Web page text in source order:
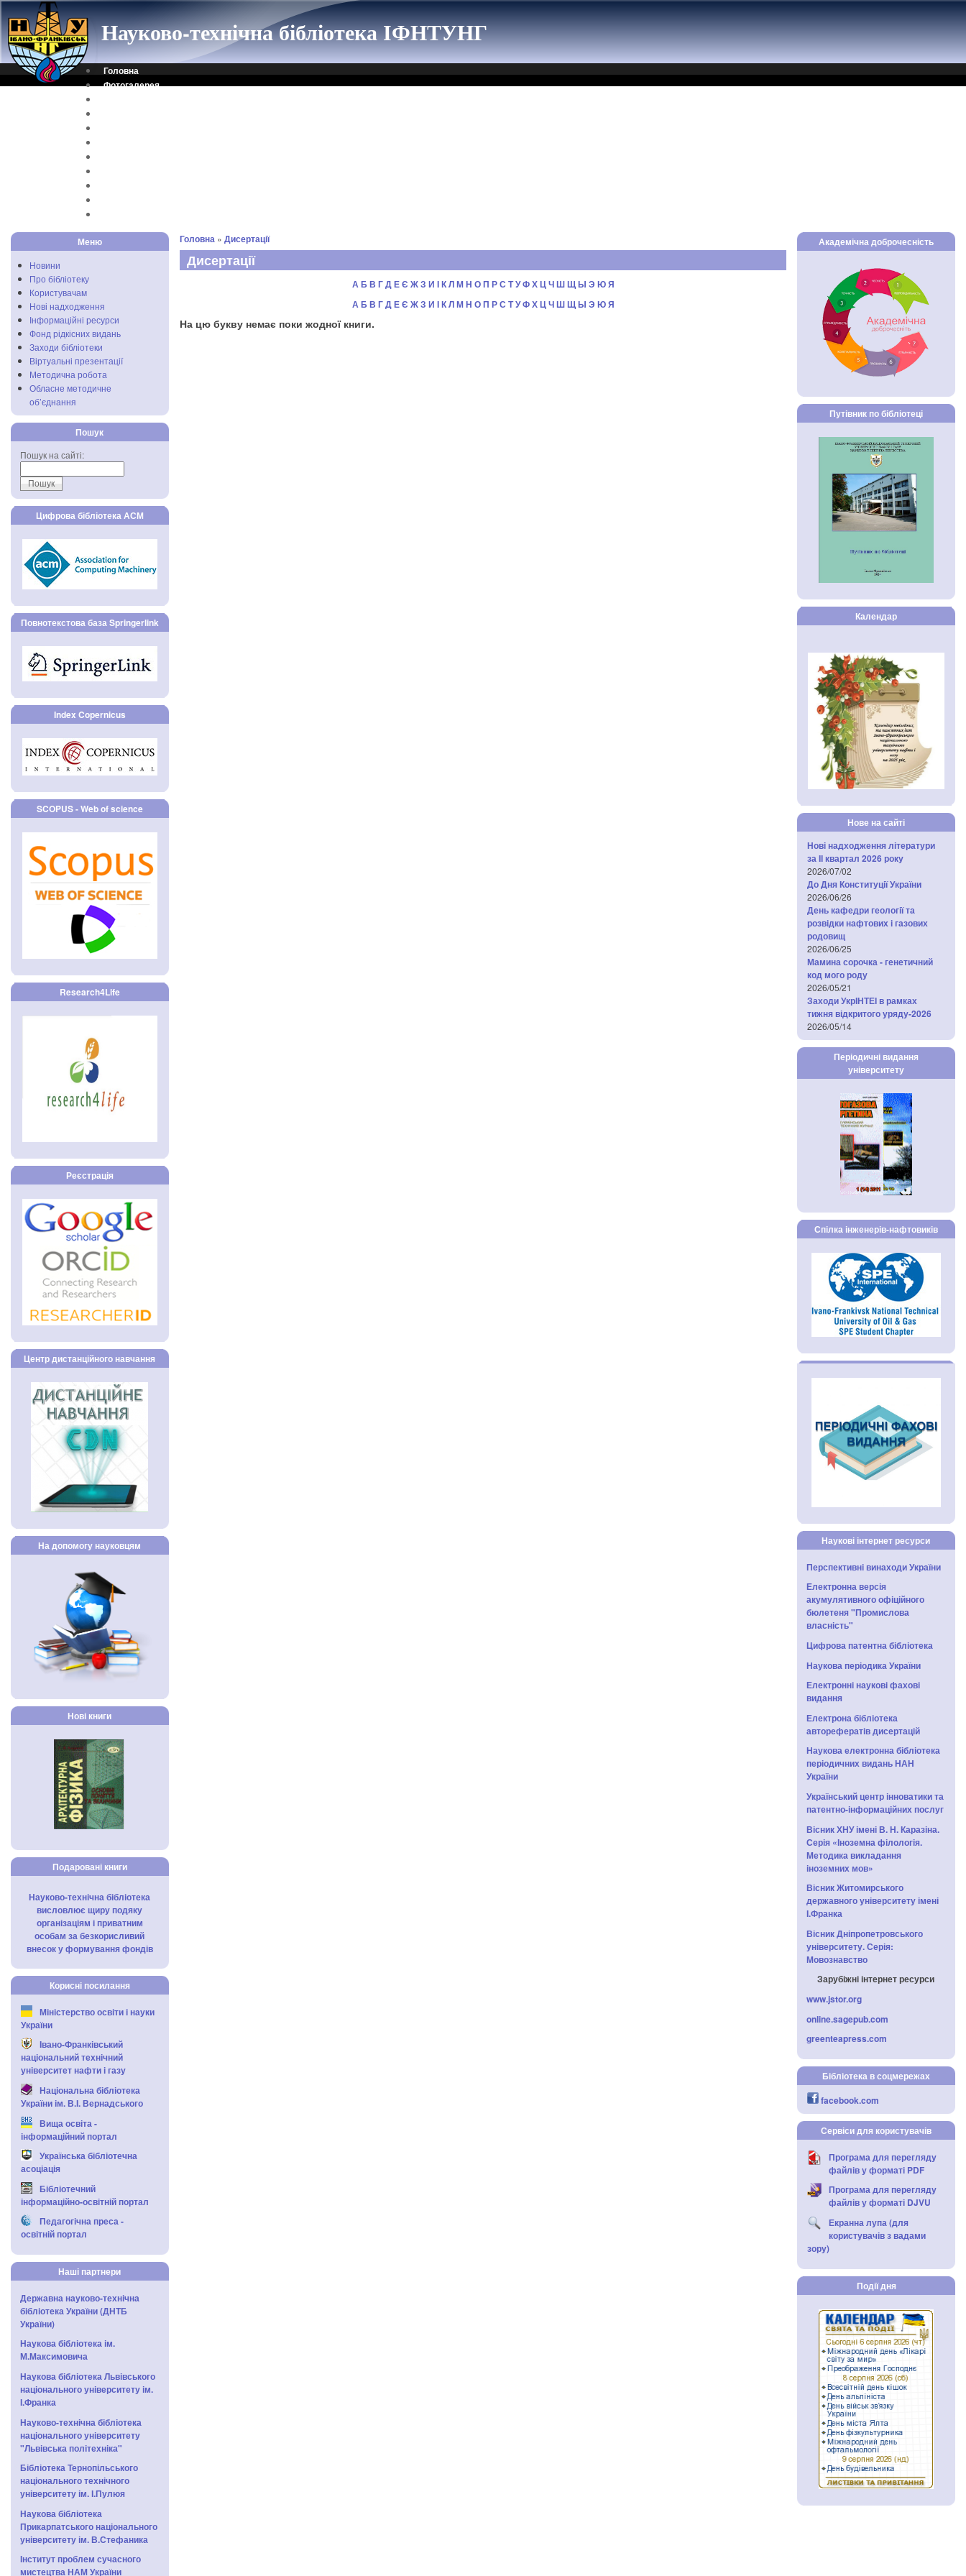
Науково-технічна бібліотека ІФНТУНГ
Головна
Фотогалерея
Меню
Новини
Про бібліотеку
Користувачам
Нові надходження
Інформаційні ресурси
Фонд рідкісних видань
Заходи бібліотеки
Віртуальні презентації
Методична робота
Обласне методичне
об’єднання
Пошук
Пошук на сайті:
Цифрова бібліотека АСМ
Повнотекстова база Springerlink
Index Copernicus
SCOPUS - Web of science
Research4Life
Реєстрація
Центр дистанційного навчання
На допомогу науковцям
Нові книги
Подаровані книги
Науково-технічна бібліотека
висловлює щиру подяку
організаціям і приватним
особам за безкорисливий
внесок у формування фондів
Корисні посилання
Міністерство освіти і науки
України
Івано-Франківський
національний технічний
університет нафти і газу
Національна бібліотека
України ім. В.І. Вернадського
Вища освіта -
інформаційний портал
Українська бібліотечна
асоціація
Бібліотечний
інформаційно-освітній портал
Педагогічна преса -
освітній портал
Наші партнери
Державна науково-технічна
бібліотека України (ДНТБ
України)
Наукова бібліотека ім.
М.Максимовича
Наукова бібліотека Львівського
національного університету ім.
І.Франка
Науково-технічна бібліотека
національного університету
"Львівська політехніка"
Бібліотека Тернопільського
національного технічного
університету ім. І.Пулюя
Наукова бібліотека
Прикарпатського національного
університету ім. В.Стефаника
Інститут проблем сучасного
мистецтва НАМ України
Головна » Дисертації
Дисертації
АБВ ГДЕЄ ЖЗ И IКЛМН ОП РС ТУФХЦЧШЩЫ Э ЮЯ
А БВ ГДЕЄ ЖЗ И IКЛМН ОП РС ТУФХЦЧШЩЫ Э ЮЯ
На цю букву немає поки жодної книги.
Академічна доброчесність
Путівник по бібліотеці
Календар
Нове на сайті
Нові надходження літератури
за IІ квартал 2026 року
2026/07/02
До Дня Конституції України
2026/06/26
День кафедри геології та
розвідки нафтових і газових
родовищ
2026/06/25
Мамина сорочка - генетичний
код мого роду
2026/05/21
Заходи УкрІНТЕІ в рамках
тижня відкритого уряду-2026
2026/05/14
Періодичні видання
університету
Спілка інженерів-нафтовиків
Наукові інтернет ресурси
Перспективні винаходи України
Електронна версія
акумулятивного офіційного
бюлетеня "Промислова
власність"
Цифрова патентна бібліотека
Наукова періодика України
Електронні наукові фахові
видання
Електрона бібліотека
авторефератів дисертацій
Наукова електронна бібліотека
періодичних видань НАН
України
Український центр інноватики та
патентно-інформаційних послуг
Вісник ХНУ імені В. Н. Каразіна.
Серія «Іноземна філологія.
Методика викладання
іноземних мов»
Вісник Житомирського
державного університету імені
І.Франка
Вісник Дніпропетровського
університету. Серія:
Мовознавство
Зарубіжні інтернет ресурси
www.jstor.org
online.sagepub.com
greenteapress.com
Бібліотека в соцмережах
facebook.com
Сервіси для користувачів
Програма для перегляду
файлів у форматі PDF
Програма для перегляду
файлів у форматі DJVU
Екранна лупа (для
користувачів з вадами
зору)
Події дня